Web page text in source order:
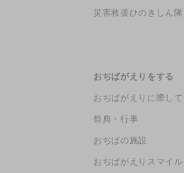
災害救援ひのきしん隊
おぢばがえりをする
おぢばがえりに際して
祭典・行事
おぢばの施設
おぢばがえりスマイル